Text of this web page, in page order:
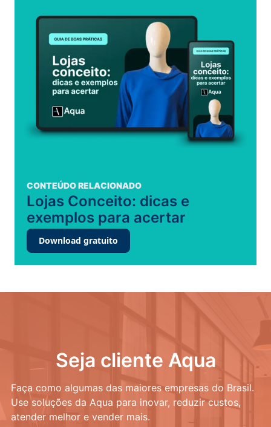
CONTEÚDO RELACIONADO
Lojas Conceito: dicas e
exemplos para acertar
Download gratuito
Seja cliente Aqua
Faça como algumas das maiores empresas do Brasil.
Use soluções da Aqua para inovar, reduzir custos,
atender melhor e vender mais.